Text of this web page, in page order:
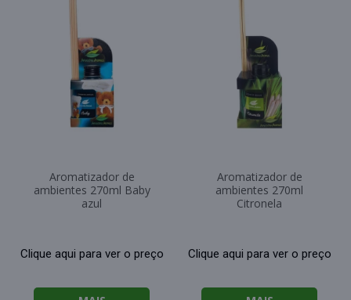
Aromatizador de
ambientes 270ml Baby
azul
Clique aqui para ver o preço
Aromatizador de
ambientes 270ml
Citronela
Clique aqui para ver o preço